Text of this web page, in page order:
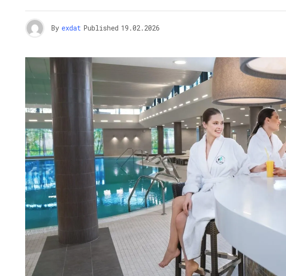
By exdat Published 19.02.2026